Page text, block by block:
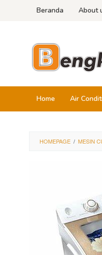
Beranda About
Home Air
HOMEPAGE / MESIN